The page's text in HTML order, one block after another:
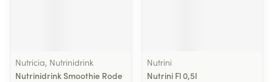
Nutricia, Nutrinidrink
Nutrinidrink Smoothie Rode
Nutrini
Nutrini Fl 0,5l